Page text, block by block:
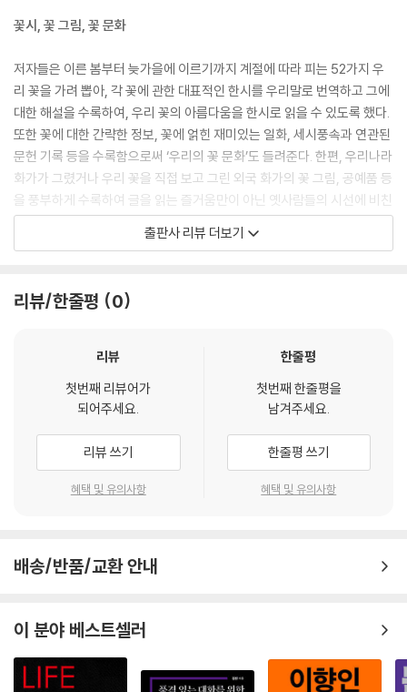
꽃시, 꽃 그림, 꽃 문화
저자들은 이른 봄부터 늦가을에 이르기까지 계절에 따라 피는 52가지 우
리 꽃을 가려 뽑아, 각 꽃에 관한 대표적인 한시를 우리말로 번역하고 그에
대한 해설을 수록하여, 우리 꽃의 아름다움을 한시로 읽을 수 있도록 했다.
또한 꽃에 대한 간략한 정보, 꽃에 얽힌 재미있는 일화, 세시풍속과 연관된
문헌 기록 등을 수록함으로써 ‘우리의 꽃 문화’도 들려준다. 한편, 우리나라
화가가 그렸거나 우리 꽃을 직접 보고 그린 외국 화가의 꽃 그림, 공예품 등
을 풍부하게 수록하여 글을 읽는 즐거움만이 아닌 옛사람들의 시선에 비친
꽃을 보는 즐거움까지 선사하고 있다.
들을 직접 보고 그린 『머나먼 한국의 야생화와 이야기(Flowers and Folk
초 서양 여성의 눈에 비친 우리 꽃의 아름다움도 함께 소개하고 있다.
옛 시인들, 꽃을 노래하다
옛 시인들 역시 꽃을 사랑했다. 그들은 절묘한 비유를 들어 아름다움을 찬
양하기도 하고, 자신의 처지를 꽃에 빗대기도 했다. 또한 꽃에서 자신의 처
지와 상황을 발견하거나, 꽃을 보며 고향을 그리워하기도 하고, 백성의 삶
나무를 푸르게 감싼 모난 잎 코뿔소 가죽 같고
동백꽃을 보고 이렇게 표현한 성현의 비유가 감탄스러운데, 그는 살구꽃을
보고는 “박씨 같은 흰 이에 붉은 입술 말아 올리고”라는 이채로운 표현을
하기도 했다.
출판사 리뷰 더보기
리뷰/한줄평 0
리뷰
첫번째 리뷰어가
되어주세요.
리뷰 쓰기
혜택 및 유의사항
한줄평
첫번째 한줄평을
남겨주세요.
한줄평 쓰기
혜택 및 유의사항
배송/반품/교환 안내
이 분야 베스트셀러